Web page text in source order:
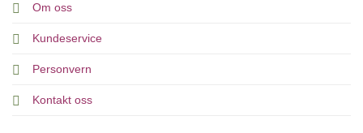
Om oss
Kundeservice
Personvern
Kontakt oss